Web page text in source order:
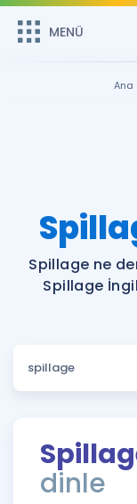
MENÜ
Remzi Hoca ile
MENÜ
Katılımcı
Faydalı
Sözlük
Rehberlik
ÖSYM Sınav
Hakkımızda
Ana
Spillage ne
Spillage
dinle